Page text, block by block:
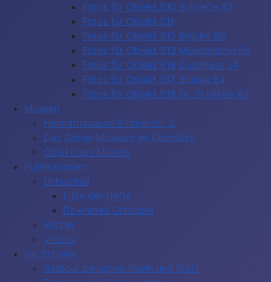
Fotos für Objekt 510 Schließe A7
Fotos für Objekt 511
Fotos für Objekt 512 Brücke B3
Fotos für Objekt 513 Mündelschließe
Fotos für Objekt 516 Durchlass J4
Fotos für Objekt 517 Brücke E4
Fotos für Objekt 518 Gr. Schließe A2
Museen
Heimatmuseum Kirchenstr. 2
Das Görler-Museum im Überblick
Objekt des Monats
Publikationen
Ortsschell
Liste der Hefte
Download Ortschell
Bücher
Videos
Für Schulen
Radtour zwischen Rhein und Brühl